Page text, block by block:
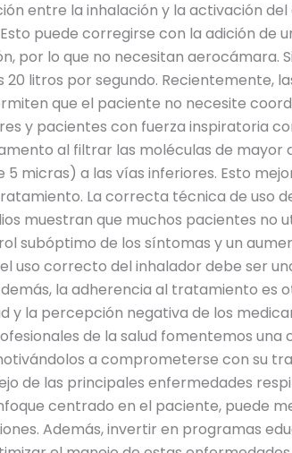
entre la inhalación y la activación
puede corregirse con la adición de
por lo que no necesitan aerocámara.
litros por segundo. Recientemente,
que el paciente no necesite
y pacientes con fuerza inspiratoria
al filtrar las moléculas de mayor
micras) a las vías inferiores. Esto
La correcta técnica de uso
muestran que muchos pacientes no
subóptimo de los síntomas y un
uso correcto del inhalador debe ser
la adherencia al tratamiento es
y la percepción negativa de los
de la salud fomentemos
a comprometerse con su
de las principales enfermedades
centrado en el paciente, puede
Además, invertir en programas